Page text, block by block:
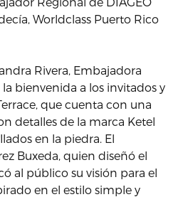
Worldclass Puerto Rico
Rivera, Embajadora
bienvenida a los invitados y
que cuenta con una
detalles de la marca Ketel
en la piedra. El
Buxeda, quien diseñó el
al público su visión para el
en el estilo simple y